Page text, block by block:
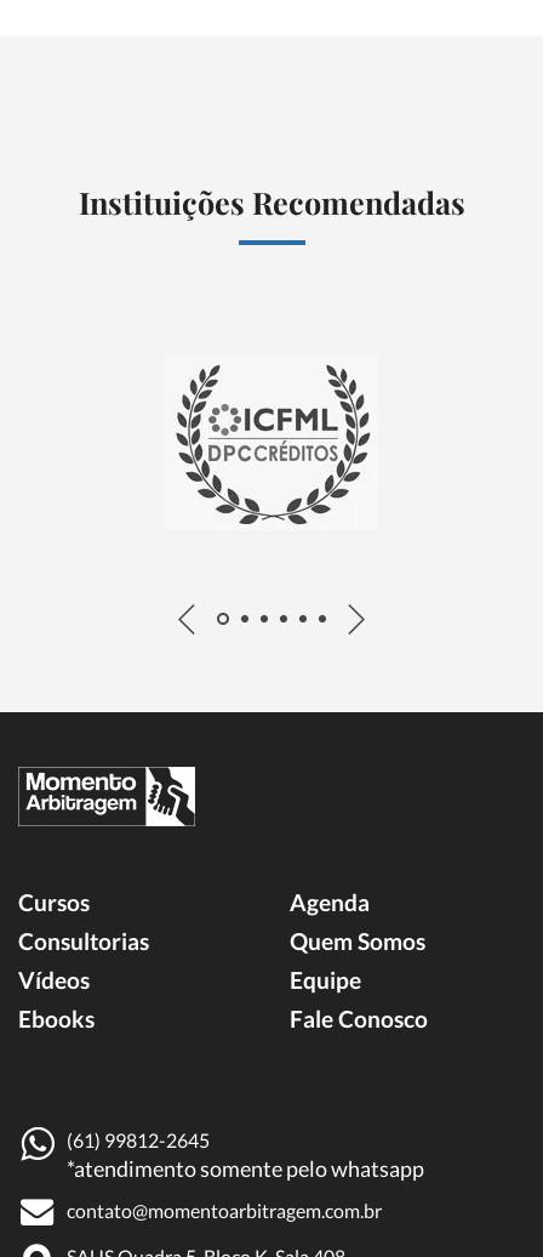
Instituições Recomendadas
Cursos
Consultorias
Vídeos
Ebooks
Agenda
Quem Somos
Equipe
Fale Conosco
(61) 99812-2645
*atendimento somente pelo whatsapp
contato@momentoarbitragem.com.br